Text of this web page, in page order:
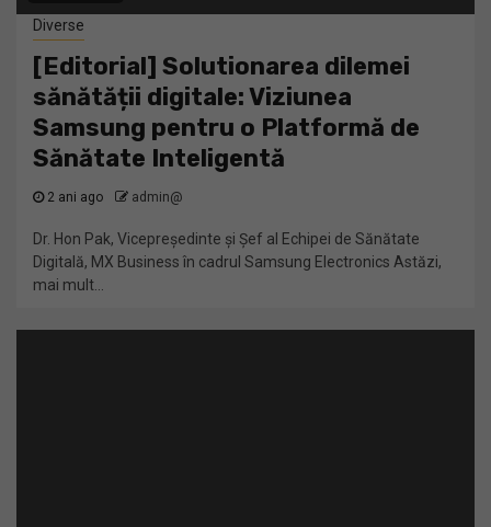
Diverse
[Editorial] Solutionarea dilemei
sănătății digitale: Viziunea
Samsung pentru o Platformă de
Sănătate Inteligentă
2 ani ago admin@
Dr. Hon Pak, Vicepreședinte și Șef al Echipei de Sănătate
Digitală, MX Business în cadrul Samsung Electronics Astăzi,
mai mult...